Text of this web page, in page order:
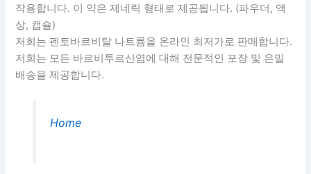
작용합니다. 이 약은 제네릭 형태로 제공됩니다. (파우더, 액
상, 캡슐)
저희는 펜토바르비탈 나트륨을 온라인 최저가로 판매합니다.
저희는 모든 바르비투르산염에 대해 전문적인 포장 및 은밀
배송을 제공합니다.
Home